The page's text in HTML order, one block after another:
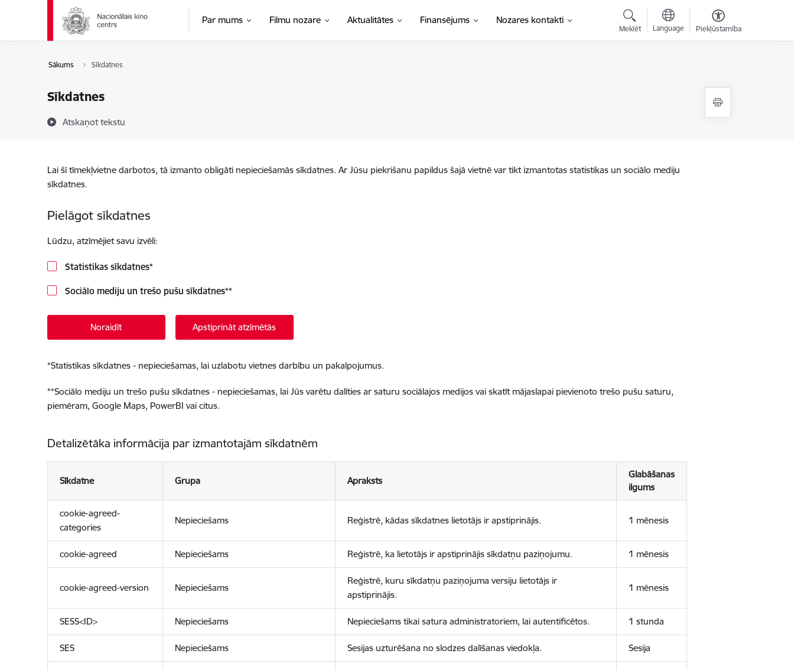
Pāriet uz lapas saturu
Par mums Filmu nozare Aktualitātes Finansējums Nozares kontakti
Meklēt Language Piekļūstamība
Sākums Sīkdatnes
Sīkdatnes
Atskaņot tekstu
Lai šī tīmekļvietne darbotos, tā izmanto obligāti nepieciešamās sīkdatnes. Ar Jūsu piekrišanu papildus šajā vietnē var tikt izmantotas statistikas un sociālo mediju
sīkdatnes.
Pielāgot sīkdatnes
Lūdzu, atzīmējiet savu izvēli:
Statistikas sīkdatnes*
Sociālo mediju un trešo pušu sīkdatnes**
Noraidīt Apstiprināt atzīmētās
*Statistikas sīkdatnes - nepieciešamas, lai uzlabotu vietnes darbību un pakalpojumus.
**Sociālo mediju un trešo pušu sīkdatnes - nepieciešamas, lai Jūs varētu dalīties ar saturu sociālajos medijos vai skatīt mājaslapai pievienoto trešo pušu saturu,
piemēram, Google Maps, PowerBI vai citus.
Detalizētāka informācija par izmantotajām sīkdatnēm
Sīkdatne Grupa Apraksts
Glabāšanas
ilgums
cookie-agreed-
categories
Nepieciešams Reģistrē, kādas sīkdatnes lietotājs ir apstiprinājis. 1 mēnesis
cookie-agreed Nepieciešams Reģistrē, ka lietotājs ir apstiprinājis sīkdatņu paziņojumu. 1 mēnesis
cookie-agreed-version Nepieciešams
Reģistrē, kuru sīkdatņu paziņojuma versiju lietotājs ir
apstiprinājis.
1 mēnesis
SESS<ID> Nepieciešams Nepieciešams tikai satura administratoriem, lai autentificētos. 1 stunda
SES Nepieciešams Sesijas uzturēšana no slodzes dalīšanas viedokļa. Sesija